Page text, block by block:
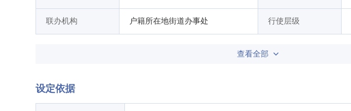
联办机构 户籍所在地街道办事处 行使层级
查看全部
设定依据